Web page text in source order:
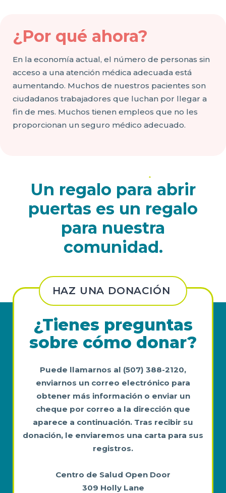
¿Por qué ahora?
En la economía actual, el número de personas sin
acceso a una atención médica adecuada está
aumentando. Muchos de nuestros pacientes son
ciudadanos trabajadores que luchan por llegar a
fin de mes. Muchos tienen empleos que no les
proporcionan un seguro médico adecuado.
Un regalo para abrir
puertas es un regalo
para nuestra
comunidad.
HAZ UNA DONACIÓN
¿Tienes preguntas
sobre cómo donar?
Puede llamarnos al (507) 388-2120,
enviarnos un correo electrónico para
obtener más información o enviar un
cheque por correo a la dirección que
aparece a continuación. Tras recibir su
donación, le enviaremos una carta para sus
registros.
Centro de Salud Open Door
309 Holly Lane